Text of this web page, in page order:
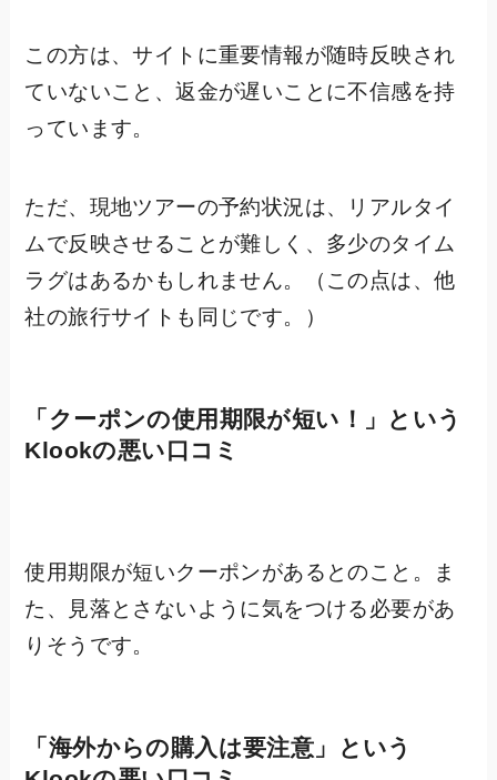
この方は、サイトに重要情報が随時反映され
ていないこと、返金が遅いことに不信感を持
っています。
ただ、現地ツアーの予約状況は、リアルタイ
ムで反映させることが難しく、多少のタイム
ラグはあるかもしれません。（この点は、他
社の旅行サイトも同じです。）
「 クーポンの使用期限が短い！
」という
Klookの悪い口コミ
使用期限が短いクーポンがあるとのこと。ま
た、見落とさないように気をつける必要があ
りそうです。
「 海外からの購入は要注意 」という